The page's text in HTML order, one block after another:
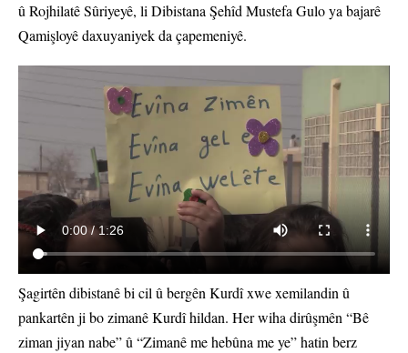
û Rojhilatê Sûriyeyê, li Dibistana Şehîd Mustefa Gulo ya bajarê
Qamişloyê daxuyaniyek da çapemeniyê.
Şagirtên dibistanê bi cil û bergên Kurdî xwe xemilandin û
pankartên ji bo zimanê Kurdî hildan. Her wiha dirûşmên “Bê
ziman jiyan nabe” û “Zimanê me hebûna me ye” hatin berz